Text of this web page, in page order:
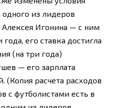
одного из лидеров
Игонина — с ним
его ставка достигла
(на три года)
— его зарплата
(Копия расчета расходов
с футболистами есть в